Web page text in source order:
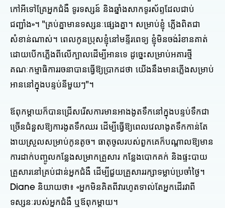
កៅអី​ទៅ​គ្រែ​អ្នកជំងឺ ទូរទស្សន៍ និង​ឆ្នាំង​សាក​ទូរស័ព្ទ​ដែល​ជាប់​
ជញ្ជាំង​»​។ "គ្រប់គ្នាមានទស្សនៈផ្សេងគ្នា។ សម្រាប់ខ្ញុំ ភ្លើងពិតជា
សំខាន់ណាស់។ ពេលកូនប្រុសខ្ញុំនៅមន្ទីរពេទ្យ ខ្ញុំមិនចង់រំខានគាត់
ដោយបើកភ្លើងពីលើក្បាលដើម្បីអានទេ ដូច្នេះសម្រាប់អគារថ្មី
គណៈកម្មាធិការរចនាបានធ្វើឱ្យប្រាកដថា យើងនឹងមានភ្លើងសម្រាប់
អាននៅក្នុងបន្ទប់នីមួយៗ"។
ឪពុកម្តាយក៏បានជ្រើសរើសការមានអាងងូតទឹកនៅក្នុងបន្ទប់ទឹកជា
ច្រើនជំនួសឱ្យការងូតទឹកឈរ ដើម្បីធ្វើឱ្យពេលវេលាងូតទឹកកាន់តែ
ងាយស្រួលសម្រាប់កូនតូច។ ធាតុចូលរបស់ពួកគេក៏បណ្តាលឱ្យមាន
ការដាក់បញ្ចូលកន្លែងសម្រាកគ្រួសារ កន្លែងបោកគក់ និងផ្ទះបាយ
គ្រួសារនៅគ្រប់ជាន់អ្នកជំងឺ ដើម្បីជួយគ្រួសាររក្សាទម្លាប់ប្រចាំថ្ងៃ។
Diane និយាយ​ថា​៖ «​អ្នក​មិន​គិត​ពី​វា​រហូត​ទាល់តែ​អ្នក​ដើរ​វា​ពី​
ទស្សនៈ​របស់​អ្នកជំងឺ ឬ​ឪពុកម្តាយ​។